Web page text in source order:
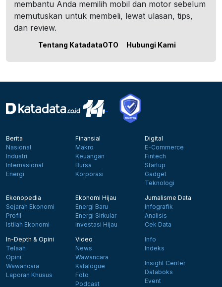
membantu Anda memilih mobil dan motor sebelum
memutuskan untuk membeli, lewat ulasan, tips,
dan review.
Tentang KatadataOTO Hubungi Kami
Berita
Nasional
Industri
Internasional
Energi
Finansial
Makro
Keuangan
Bursa
Korporasi
Digital
E-Commerce
Fintech
Startup
Gadget
Teknologi
Ekonopedia
Sejarah Ekonomi
Profil
Istilah Ekonomi
Ekonomi Hijau
Energi Baru
Energi Sirkular
Investasi Hijau
Jurnalisme Data
Infografik
Analisis
Cek Data
In-Depth & Opini
Telaah
Opini
Wawancara
Laporan Khusus
Video
News
Wawancara
Katalogue
Foto
Podcast
Info
Indeks
Insight Center
Databoks
Event